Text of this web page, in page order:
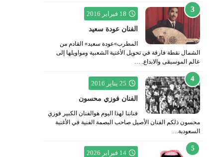
18 فبراير 2016
الفنان عودة سعيد
المطرب»عودة سعيد» القادم من
الشمال نقطة فارقة في تحويل الأغنية الشعبية ومواويلها إلى
عالم الموسيقى والابداع. …
25 يناير 2016
الفنان فوزي محسون
فناننا لهذا اليوم هوالفنان الكبير فوزي
محسون ذلكم الفنان الأصيل صاحب البصمة الفنية في الأغنية
السعودية…
14 فبراير 2026